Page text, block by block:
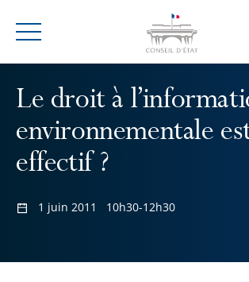
Menu
Le droit à
environnementale
effectif ?
1 juin 2011 10h30-12h30